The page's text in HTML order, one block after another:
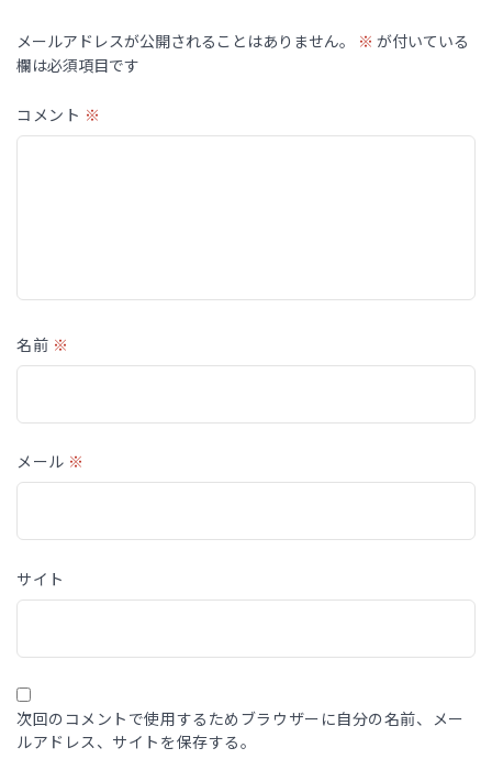
メールアドレスが公開されることはありません。 ※ が付いている
欄は必須項目です
コメント ※
名前 ※
メール ※
サイト
次回のコメントで使用するためブラウザーに自分の名前、メー
ルアドレス、サイトを保存する。